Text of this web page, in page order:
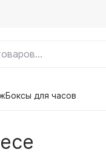
Боксы для часов